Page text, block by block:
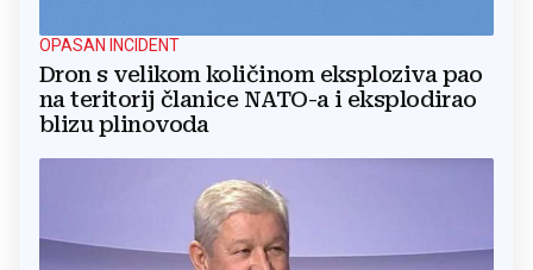
OPASAN INCIDENT
Dron s velikom količinom eksploziva pao
na teritorij članice NATO-a i eksplodirao
blizu plinovoda